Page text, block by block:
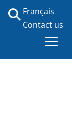
Français
Contact us